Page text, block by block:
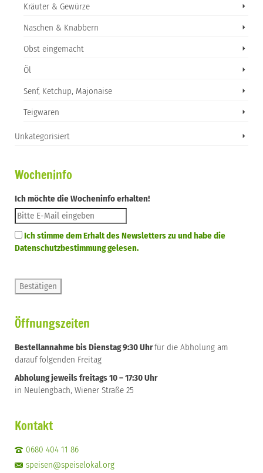
Kräuter & Gewürze
Naschen & Knabbern
Obst eingemacht
Öl
Senf, Ketchup, Majonaise
Teigwaren
Unkategorisiert
Wocheninfo
Ich möchte die Wocheninfo erhalten!
Ich stimme dem Erhalt des Newsletters zu und habe die
Datenschutzbestimmung gelesen.
Öffnungszeiten
Bestellannahme bis Dienstag 9:30 Uhrfür die Abholung am
darauf folgenden Freitag
Abholung jeweils freitags 10 – 17:30 Uhr
in Neulengbach, Wiener Straße 25
Kontakt
0680 404 11 86
speisen@speiselokal.org